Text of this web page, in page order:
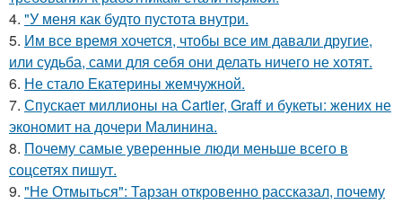
4. "У меня как будто пустота внутри.
5. Им все время хочется, чтобы все им давали другие,
или судьба, сами для себя они делать ничего не хотят.
6. Не стало Екатерины жемчужной.
7. Спускает миллионы на Cartier, Graff и букеты: жених не
экономит на дочери Малинина.
8. Почему самые уверенные люди меньше всего в
соцсетях пишут.
9. "Не Отмыться": Тарзан откровенно рассказал, почему